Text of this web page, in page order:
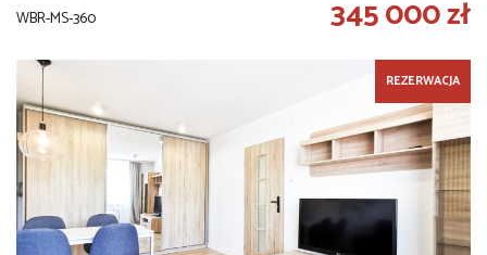
WBR-MS-360 345 000 zł
REZERWACJA